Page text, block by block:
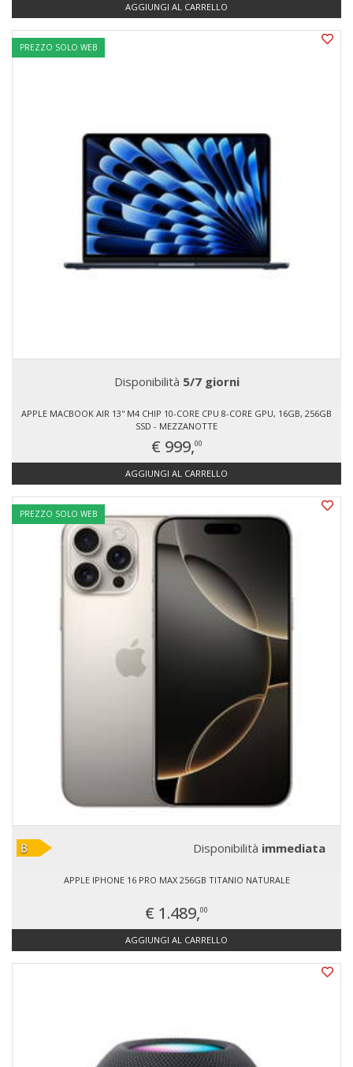
AGGIUNGI AL CARRELLO
PREZZO SOLO WEB
Disponibilità 5/7 giorni
APPLE MACBOOK AIR 13'' M4 CHIP 10-CORE CPU 8-CORE GPU, 16GB, 256GB
SSD - MEZZANOTTE
€ 999,00
AGGIUNGI AL CARRELLO
PREZZO SOLO WEB
Disponibilità immediata
APPLE IPHONE 16 PRO MAX 256GB TITANIO NATURALE
€ 1.489,00
AGGIUNGI AL CARRELLO